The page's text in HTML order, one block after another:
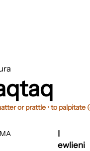
or prattle • to palpitate
ewlieni